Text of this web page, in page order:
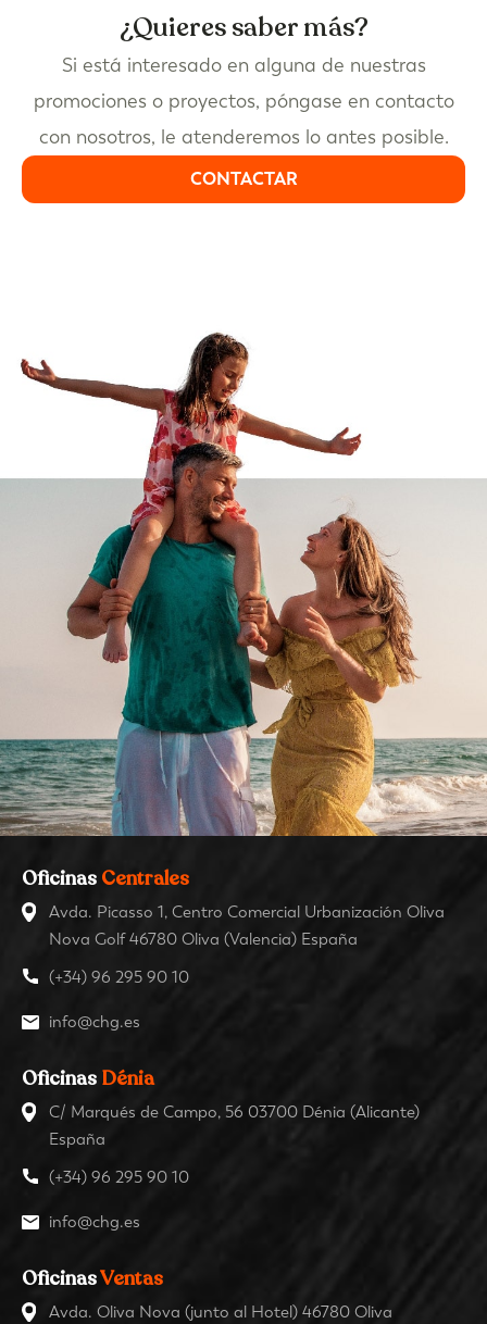
¿Quieres saber más?
Si está interesado en alguna de nuestras
promociones o proyectos, póngase en contacto
con nosotros, le atenderemos lo antes posible.
CONTACTAR
Oficinas Centrales
Avda. Picasso 1, Centro Comercial Urbanización Oliva
Nova Golf 46780 Oliva (Valencia) España
(+34) 96 295 90 10
info@chg.es
Oficinas Dénia
C/ Marqués de Campo, 56 03700 Dénia (Alicante)
España
(+34) 96 295 90 10
info@chg.es
OficinasVentas
Avda. Oliva Nova (junto al Hotel) 46780 Oliva